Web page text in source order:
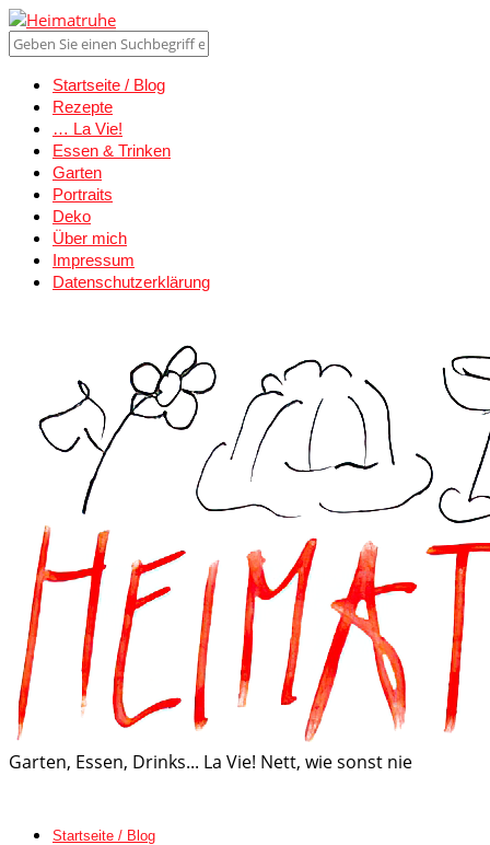
Startseite / Blog
Rezepte
… La Vie!
Essen & Trinken
Garten
Portraits
Deko
Über mich
Impressum
Datenschutzerklärung
Garten, Essen, Drinks... La Vie! Nett, wie sonst nie
Startseite / Blog